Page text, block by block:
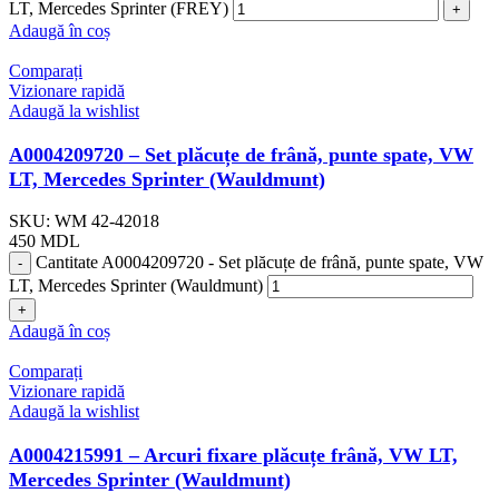
LT, Mercedes Sprinter (FREY)
Adaugă în coș
Comparați
Vizionare rapidă
Adaugă la wishlist
A0004209720 – Set plăcuțe de frână, punte spate, VW
LT, Mercedes Sprinter (Wauldmunt)
SKU: WM 42-42018
450 MDL
Cantitate A0004209720 - Set plăcuțe de frână, punte spate, VW
LT, Mercedes Sprinter (Wauldmunt)
Adaugă în coș
Comparați
Vizionare rapidă
Adaugă la wishlist
A0004215991 – Arcuri fixare plăcuțe frână, VW LT,
Mercedes Sprinter (Wauldmunt)